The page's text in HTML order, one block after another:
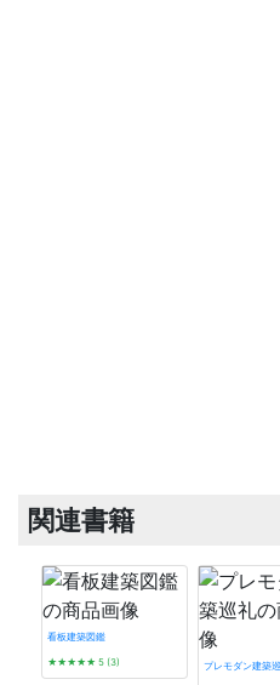
関連書籍
看板建築図鑑
★★★★★ 5 (3) プレモダン建築